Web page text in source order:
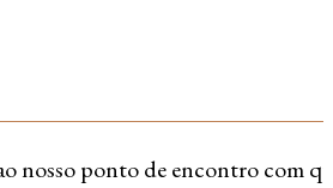
nosso ponto de encontro com